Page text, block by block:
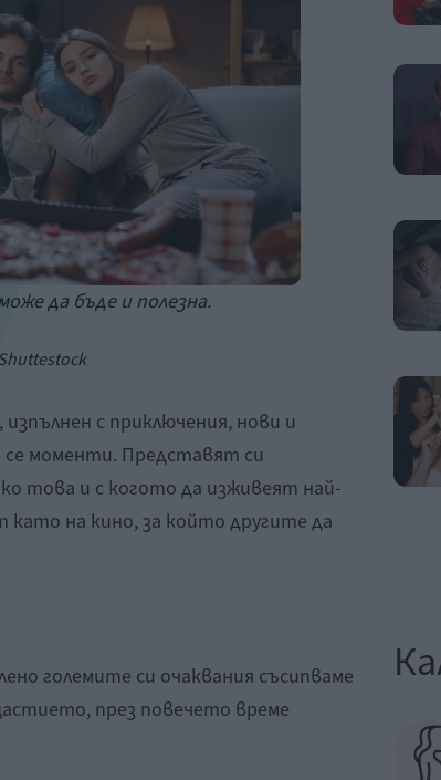
да бъде и полезна.
с приключения, нови и
моменти. Представят си
това и с когото да изживеят най-
на кино, за който другите да
големите си очаквания съсипваме
през повечето време